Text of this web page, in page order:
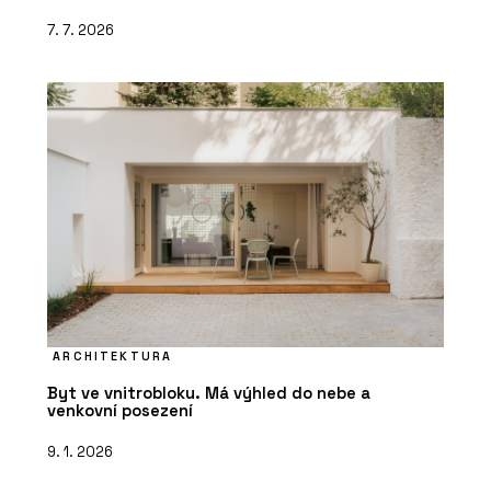
7. 7. 2026
ARCHITEKTURA
Byt ve vnitrobloku. Má výhled do nebe a
venkovní posezení
9. 1. 2026